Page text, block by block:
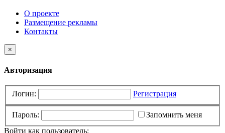
О проекте
Размещение рекламы
Контакты
×
Авторизация
Логин: Регистрация
Пароль:
Запомнить меня
Войти как пользователь: